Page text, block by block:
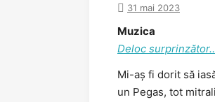
31 mai 2023
Muzica
Deloc
Mi-aș fi dorit să
un Pegas, tot